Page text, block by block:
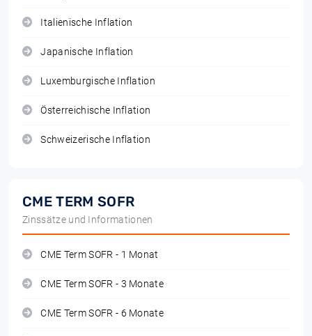
Italienische Inflation
Japanische Inflation
Luxemburgische Inflation
Österreichische Inflation
Schweizerische Inflation
CME TERM SOFR
Zinssätze und Informationen
CME Term SOFR - 1 Monat
CME Term SOFR - 3 Monate
CME Term SOFR - 6 Monate